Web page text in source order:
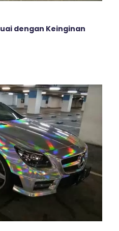
dengan Keinginan